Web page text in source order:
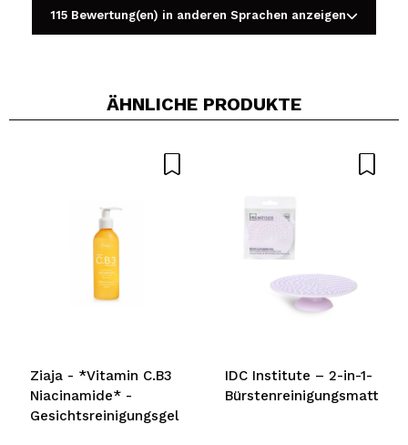
Ein Video oder Foto teilen
5/5
115 Bewertung(en) in anderen Sprachen anzeigen
ÄHNLICHE PRODUKTE
Ziaja - *Vitamin C.B3
Niacinamide* -
Gesichtsreinigungsgel
IDC Institute – 2-in-1-
Bürstenreinigungsmatte